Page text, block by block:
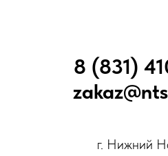
8 (831)
г. Нижний